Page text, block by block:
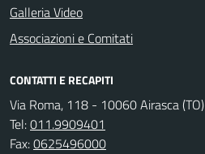
Galleria Video
Associazioni e Comitati
CONTATTI E RECAPITI
Via Roma, 118 - 10060 Airasca (TO)
Tel:011.9909401
Fax:0625496000